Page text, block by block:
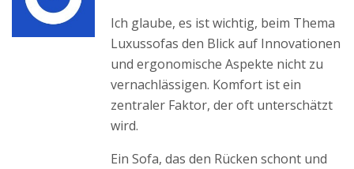
Ich glaube, es ist wichtig, beim Thema
Luxussofas den Blick auf Innovationen
und ergonomische Aspekte nicht zu
vernachlässigen. Komfort ist ein
zentraler Faktor, der oft unterschätzt
wird.
Ein Sofa, das den Rücken schont und